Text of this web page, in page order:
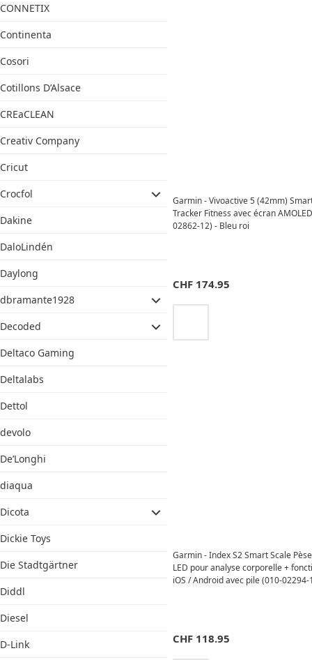
CONNETIX
Continenta
Cosori
Cotillons D’Alsace
CREaCLEAN
Creativ Company
Cricut
Crocfol
Dakine
DaloLindén
Daylong
dbramante1928
Decoded
Deltaco Gaming
Deltalabs
Dettol
devolo
De’Longhi
diaqua
Dicota
Dickie Toys
Die Stadtgärtner
Diddl
Diesel
D-Link
Garmin - Vivoactive 5 (42mm)
Tracker Fitness avec écran
02862-12) - Bleu roi
CHF 174.95
Garmin - Index S2 Smart Scale
LED pour analyse corporelle +
iOS / Android avec pile (010-02294-
CHF 118.95